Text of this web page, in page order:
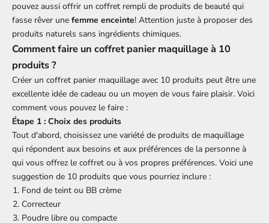
pouvez aussi offrir un coffret rempli de produits de beauté qui
fasse rêver une femme enceinte! Attention juste à proposer des
produits naturels sans ingrédients chimiques.
Comment faire un coffret panier maquillage à 10
produits ?
Créer un coffret panier maquillage avec 10 produits peut être une
excellente idée de cadeau ou un moyen de vous faire plaisir. Voici
comment vous pouvez le faire :
Étape 1 : Choix des produits
Tout d'abord, choisissez une variété de produits de maquillage
qui répondent aux besoins et aux préférences de la personne à
qui vous offrez le coffret ou à vos propres préférences. Voici une
suggestion de 10 produits que vous pourriez inclure :
Fond de teint ou BB crème
Correcteur
Poudre libre ou compacte